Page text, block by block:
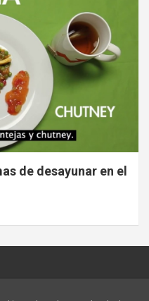
de desayunar en el